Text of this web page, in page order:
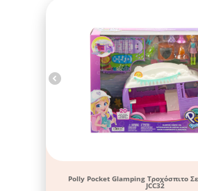
Polly Pocket Glamping Τροχόσπιτο
JCC32